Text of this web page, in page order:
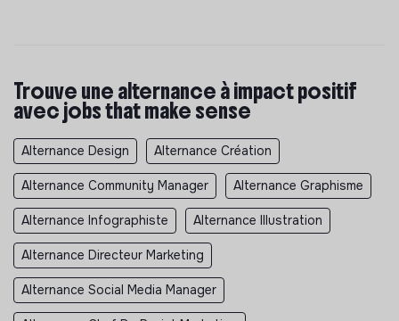
Trouve une alternance à impact positif
avec jobs that make sense
Alternance Design Alternance Création
Alternance Community Manager Alternance Graphisme
Alternance Infographiste Alternance Illustration
Alternance Directeur Marketing
Alternance Social Media Manager